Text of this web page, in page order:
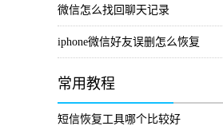
微信怎么找回聊天记录
iphone微信好友误删怎么恢复
常用教程
短信恢复工具哪个比较好